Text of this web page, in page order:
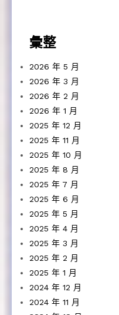
彙整
2026 年 5 月
2026 年 3 月
2026 年 2 月
2026 年 1 月
2025 年 12 月
2025 年 11 月
2025 年 10 月
2025 年 8 月
2025 年 7 月
2025 年 6 月
2025 年 5 月
2025 年 4 月
2025 年 3 月
2025 年 2 月
2025 年 1 月
2024 年 12 月
2024 年 11 月